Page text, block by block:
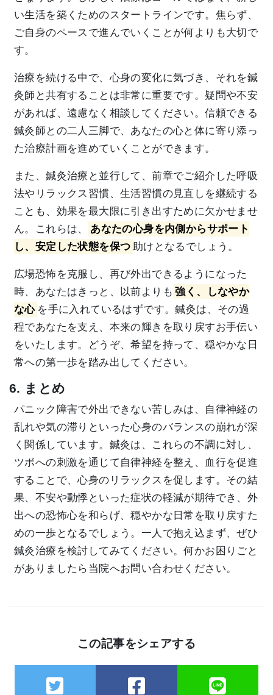
い生活を築くためのスタートラインです。焦らず、
ご自身のペースで進んでいくことが何よりも大切で
す。
治療を続ける中で、心身の変化に気づき、それを鍼
灸師と共有することは非常に重要です。疑問や不安
があれば、遠慮なく相談してください。信頼できる
鍼灸師との二人三脚で、あなたの心と体に寄り添っ
た治療計画を進めていくことができます。
また、鍼灸治療と並行して、前章でご紹介した呼吸
法やリラックス習慣、生活習慣の見直しを継続する
ことも、効果を最大限に引き出すために欠かせませ
ん。これらは、
あなたの心身を内側からサポート
し、安定した状態を保つ 助けとなるでしょう。
広場恐怖を克服し、再び外出できるようになった
時、あなたはきっと、以前よりも 強く、しなやか
な心 を手に入れているはずです。鍼灸は、その過
程であなたを支え、本来の輝きを取り戻すお手伝い
をいたします。どうぞ、希望を持って、穏やかな日
常への第一歩を踏み出してください。
6. まとめ
パニック障害で外出できない苦しみは、自律神経の
乱れや気の滞りといった心身のバランスの崩れが深
く関係しています。鍼灸は、これらの不調に対し、
ツボへの刺激を通じて自律神経を整え、血行を促進
することで、心身のリラックスを促します。その結
果、不安や動悸といった症状の軽減が期待でき、外
出への恐怖心を和らげ、穏やかな日常を取り戻すた
めの一歩となるでしょう。一人で抱え込まず、ぜひ
鍼灸治療を検討してみてください。何かお困りごと
がありましたら当院へお問い合わせください。
この記事をシェアする